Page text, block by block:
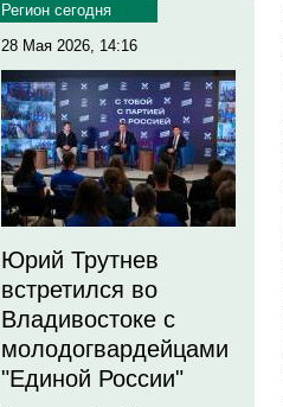
Регион сегодня
28 Мая 2026, 14:16
Юрий Трутнев
встретился во
Владивостоке с
молодогвардейцами
"Единой России"